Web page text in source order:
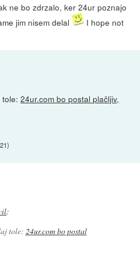
ne bo zdrzalo, ker 24ur poznajo
jim nisem delal
I hope not
tole:24ur.com bo postal plačljiv,
)
:
tole: 24ur.com bo postal